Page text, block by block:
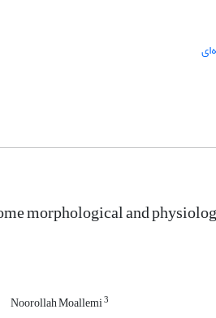
morphological and
Noorollah Moallemi3